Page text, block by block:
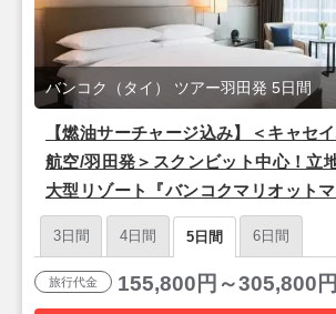
【燃油サーチャージ込み】＜キャセ
航空/羽田発＞スクンビット中心！立
大型リゾート『バンコクマリオット
ンズパーク』バンコク4泊5日
バンコク（タイ） ツアー羽田発 5日間
3日間 4日間 5日間 6日間
旅行代金 155,800円～305,800円